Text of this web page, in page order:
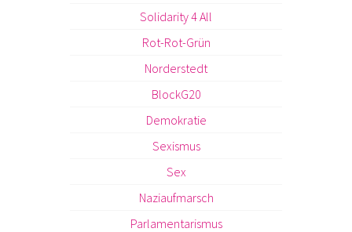
Solidarity 4 All
Rot-Rot-Grün
Norderstedt
BlockG20
Demokratie
Sexismus
Sex
Naziaufmarsch
Parlamentarismus